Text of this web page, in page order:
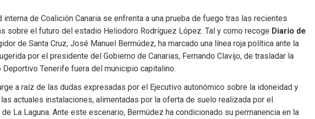
interna de Coalición Canaria se enfrenta a una prueba de fuego tras las recientes
sobre el futuro del estadio Heliodoro Rodríguez López. Tal y como recoge Diario de
de Santa Cruz, José Manuel Bermúdez, ha marcado una línea roja política ante la
por el presidente del Gobierno de Canarias, Fernando Clavijo, de trasladar la
Deportivo Tenerife fuera del municipio capitalino.
a raíz de las dudas expresadas por el Ejecutivo autonómico sobre la idoneidad y
actuales instalaciones, alimentadas por la oferta de suelo realizada por el
La Laguna. Ante este escenario, Bermúdez ha condicionado su permanencia en la